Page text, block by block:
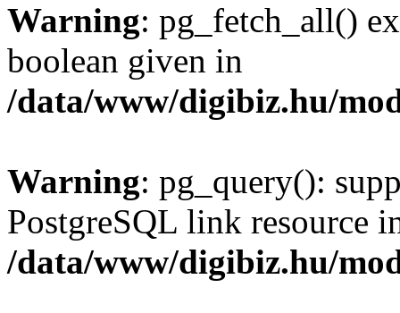
Warning: pg_fetch_all()
boolean given in
/data/www/digibiz.hu/
Warning: pg_query():
PostgreSQL link resource
/data/www/digibiz.hu/